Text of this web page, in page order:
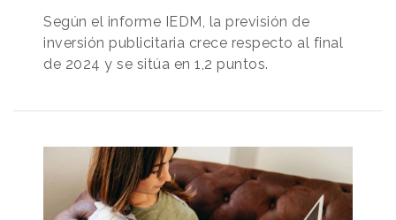
Según el informe IEDM, la previsión de
inversión publicitaria crece respecto al final
de 2024 y se sitúa en 1,2 puntos.